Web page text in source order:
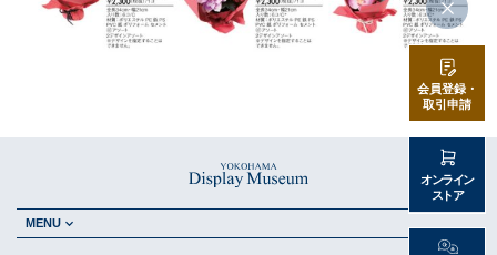
会員登録・
取引申請
オンライン
ストア
MENU